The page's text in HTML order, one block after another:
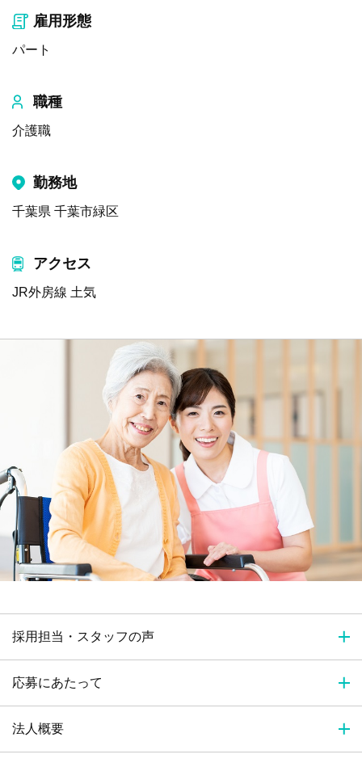
雇用形態
パート
職種
介護職
勤務地
千葉県 千葉市緑区
アクセス
JR外房線 土気
採用担当・スタッフの声
応募にあたって
法人概要